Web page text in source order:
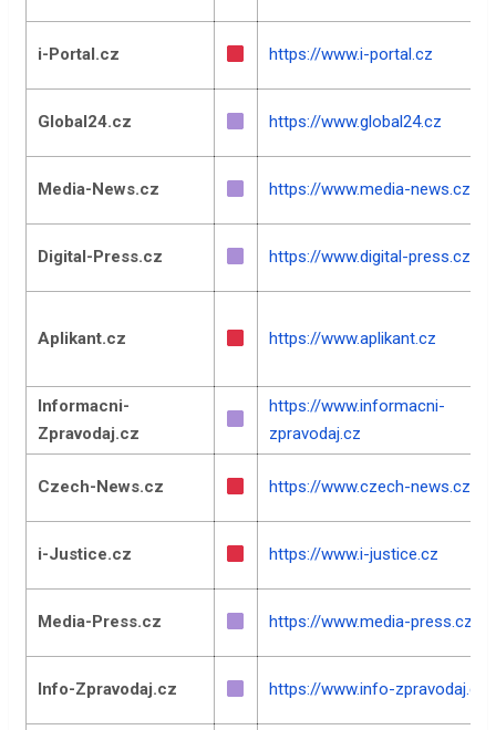
i-Portal.cz https://www.i-portal.cz
Global24.cz https://www.global24.cz
Media-News.cz https://www.media-news.cz
Digital-Press.cz https://www.digital-press.cz
Aplikant.cz https://www.aplikant.cz
Informacni-
Zpravodaj.cz
https://www.informacni-
zpravodaj.cz
Czech-News.cz https://www.czech-news.cz
i-Justice.cz https://www.i-justice.cz
Media-Press.cz https://www.media-press.cz
Info-Zpravodaj.cz https://www.info-zpravodaj.cz